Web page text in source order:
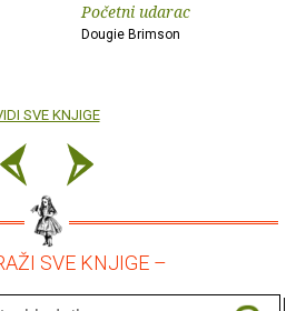
Početni udarac
Dougie Brimson
SVE KNJIGE
SVE KNJIGE –